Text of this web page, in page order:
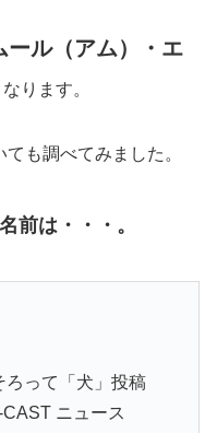
ール（アム）・エ
なります。
も調べてみました。
前は・・・。
ろって「犬」投稿
ニュース